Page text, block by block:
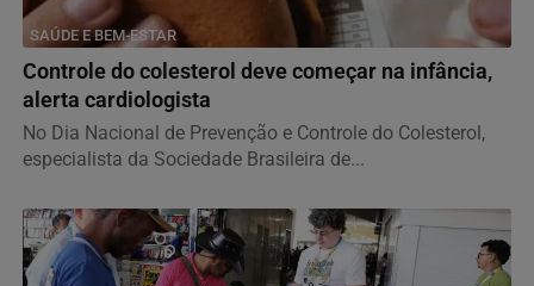
SAÚDE E BEM-ESTAR
Controle do colesterol deve começar na infância,
alerta cardiologista
No Dia Nacional de Prevenção e Controle do Colesterol,
especialista da Sociedade Brasileira de...